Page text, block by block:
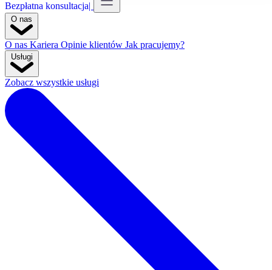
Bezpłatna konsultacja
O nas Kariera Opinie klientów Jak pracujemy?
Zobacz wszystkie usługi